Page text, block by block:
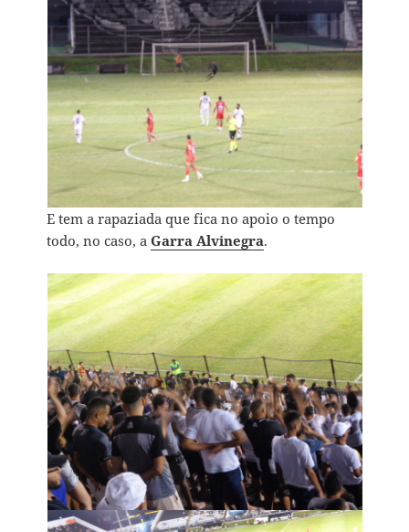
E tem a rapaziada que fica no apoio o tempo
todo, no caso, aGarra Alvinegra.